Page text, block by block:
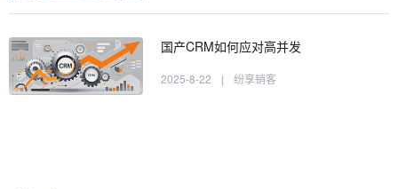
国产CRM如何应对高并发
2025-8-22 | 纷享销客